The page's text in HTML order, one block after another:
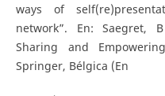
ways of
network”. En: Saegret,
Sharing and
Springer, Bélgica (En